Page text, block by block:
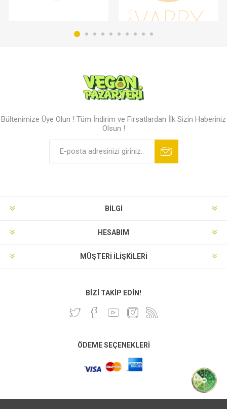
Bültenimize Üye Olun ! Tüm İndirim ve Fırsatlardan İlk Sizin Haberiniz
Olsun !
BILGI
HESABIM
MÜŞTERI İLIŞKILERI
BIZI TAKIP EDIN!
ÖDEME SEÇENEKLERI